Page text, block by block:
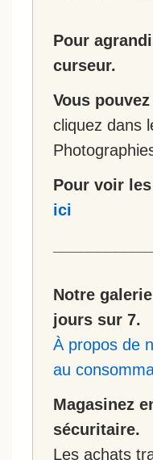
Pour
curseur.
Vous
cliquez dans
Pour voir
ici
Notre
jours sur 7.
À propos de
au
Magasinez
sécuritaire.
Les achats